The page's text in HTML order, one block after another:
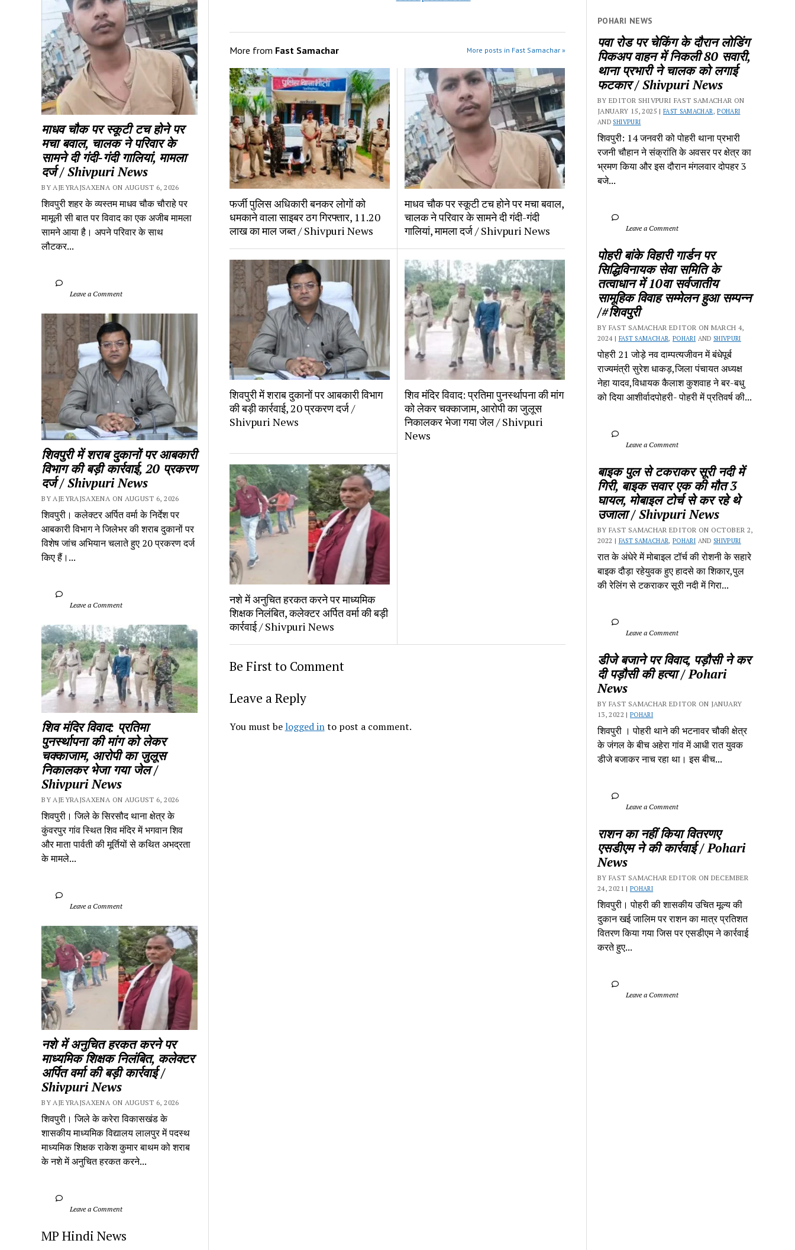
माधव चौक पर स्कूटी टच होने पर
मचा बवाल, चालक ने परिवार के
सामने दी गंदी-गंदी गालियां, मामला
दर्ज / Shivpuri News
BY AJEYRAJSAXENA ON AUGUST 6, 2026
शिवपुरी शहर के व्यस्तम माधव चौक चौराहे पर
मामूली सी बात पर विवाद का एक अजीब मामला
सामने आया है। अपने परिवार के साथ
लौटकर...
शिवपुरी में शराब दुकानों पर आबकारी
विभाग की बड़ी कार्रवाई, 20 प्रकरण
दर्ज / Shivpuri News
BY AJEYRAJSAXENA ON AUGUST 6, 2026
शिवपुरी। कलेक्टर अर्पित वर्मा के निर्देश पर
आबकारी विभाग ने जिलेभर की शराब दुकानों पर
विशेष जांच अभियान चलाते हुए 20 प्रकरण दर्ज
किए हैं।...
शिव मंदिर विवाद: प्रतिमा
पुनर्स्थापना की मांग को लेकर
चक्काजाम, आरोपी का जुलूस
निकालकर भेजा गया जेल /
Shivpuri News
BY AJEYRAJSAXENA ON AUGUST 6, 2026
शिवपुरी। जिले के सिरसौद थाना क्षेत्र के
कुंवरपुर गांव स्थित शिव मंदिर में भगवान शिव
और माता पार्वती की मूर्तियों से कथित अभद्रता
के मामले...
नशे में अनुचित हरकत करने पर
माध्यमिक शिक्षक निलंबित, कलेक्टर
अर्पित वर्मा की बड़ी कार्रवाई /
Shivpuri News
BY AJEYRAJSAXENA ON AUGUST 6, 2026
शिवपुरी। जिले के करेरा विकासखंड के
शासकीय माध्यमिक विद्यालय लालपुर में पदस्थ
माध्यमिक शिक्षक राकेश कुमार बाथम को शराब
के नशे में अनुचित हरकत करने...
MP Hindi News
More from Fast Samachar More posts in Fast Samachar »
फर्जी पुलिस अधिकारी बनकर लोगों को
धमकाने वाला साइबर ठग गिरफ्तार, 11.20
लाख का माल जब्त / Shivpuri News
माधव चौक पर स्कूटी टच होने पर मचा बवाल,
चालक ने परिवार के सामने दी गंदी-गंदी
गालियां, मामला दर्ज / Shivpuri News
शिवपुरी में शराब दुकानों पर आबकारी विभाग
की बड़ी कार्रवाई, 20 प्रकरण दर्ज /
Shivpuri News
शिव मंदिर विवाद: प्रतिमा पुनर्स्थापना की मांग
को लेकर चक्काजाम, आरोपी का जुलूस
निकालकर भेजा गया जेल / Shivpuri
News
नशे में अनुचित हरकत करने पर माध्यमिक
शिक्षक निलंबित, कलेक्टर अर्पित वर्मा की बड़ी
कार्रवाई / Shivpuri News
Be First to Comment
Leave a Reply
You must be logged in to post a comment.
POHARI NEWS
पवा रोड पर चेकिंग के दौरान लोडिंग
पिकअप वाहन में निकली 80 सवारी,
थाना प्रभारी ने चालक को लगाई
फटकार / Shivpuri News
BY EDITOR SHIVPURI FAST SAMACHAR ON
JANUARY 15, 2025 | FAST SAMACHAR, POHARI
AND SHIVPURI
शिवपुरी: 14 जनवरी को पोहरी थाना प्रभारी
रजनी चौहान ने संक्रांति के अवसर पर क्षेत्र का
भ्रमण किया और इस दौरान मंगलवार दोपहर 3
बजे...
पोहरी बांके विहारी गार्डन पर
सिद्धिविनायक सेवा समिति के
तत्वाधान में 10वा सर्वजातीय
सामूहिक विवाह सम्मेलन हुआ सम्पन्न
/#शिवपुरी
BY FAST SAMACHAR EDITOR ON MARCH 4,
2024 | FAST SAMACHAR, POHARI AND SHIVPURI
पोहरी 21 जोड़े नव दाम्पत्यजीवन में बंधेपूर्ब
राज्यमंत्री सुरेश धाकड़,जिला पंचायत अध्यक्ष
नेहा यादव,विधायक कैलाश कुशवाह ने बर-बधु
को दिया आशीर्वादपोहरी- पोहरी में प्रतिवर्ष की...
बाइक पुल से टकराकर सूरी नदी में
गिरी, बाइक सवार एक की मौत 3
घायल, मोबाइल टोर्च से कर रहे थे
उजाला / Shivpuri News
BY FAST SAMACHAR EDITOR ON OCTOBER 2,
2022 | FAST SAMACHAR, POHARI AND SHIVPURI
रात के अंधेरे में मोबाइल टॉर्च की रोशनी के सहारे
बाइक दौड़ा रहेयुवक हुए हादसे का शिकार,पुल
की रेलिंग से टकराकर सूरी नदी में गिरा...
डीजे बजाने पर विवाद, पड़ौसी ने कर
दी पड़ौसी की हत्या / Pohari
News
BY FAST SAMACHAR EDITOR ON JANUARY
13, 2022 | POHARI
शिवपुरी‎ । पोहरी थाने की भटनावर चौकी क्षेत्र‎
के जंगल के बीच अहेरा गांव में‎ आधी रात युवक
डीजे बजाकर‎ नाच रहा था। इस बीच...
राशन का नहीं किया वितरणए
एसडीएम ने की कार्रवाई / Pohari
News
BY FAST SAMACHAR EDITOR ON DECEMBER
24, 2021 | POHARI
शिवपुरी। पोहरी की शासकीय उचित मूल्य की
दुकान खई जालिम पर राशन का मात्र प्रतिशत
वितरण किया गया जिस पर एसडीएम ने कार्रवाई
करते हुए...